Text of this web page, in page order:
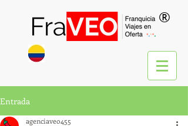
®
Entrada
agenciaveo455